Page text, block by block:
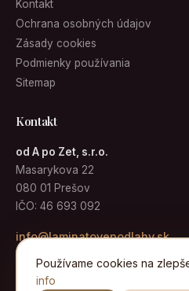
Používame cookies na
info
Kontakt
Ochrana osobných údajov
Zásady cookies
Podmienky používania
Sitemap
Kontakt
od A po Zet, s.r.o.
Masarykova 22
080 01 Prešov
IČO: 46 693 092
info@laminatovepodlahy.sk